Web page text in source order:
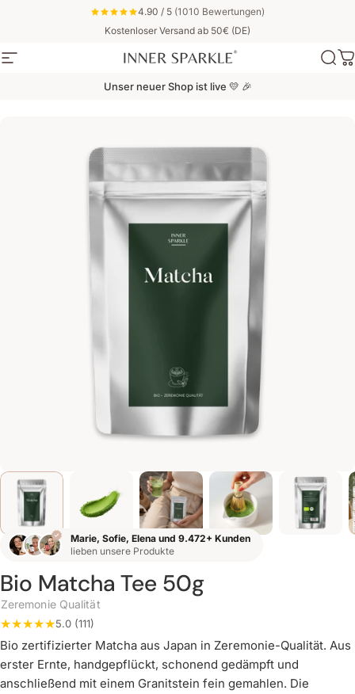
Direkt zum Inhalt 4.90 / 5 (1010 Bewertungen)
Kostenloser Versand ab 50€ (DE)
Seitennavigation Inner Sparkle
Unser neuer Shop ist live 💛 🎉
Marie, Sofie, Elena und 9.472+ Kunden
lieben unsere Produkte
Bio Matcha Tee 50g
Zeremonie Qualität
5.0 (111)
Bio zertifizierter Matcha aus Japan in Zeremonie-Qualität. Aus
erster Ernte, handgepflückt, schonend gedämpft und
anschließend mit einem Granitstein fein gemahlen. Die